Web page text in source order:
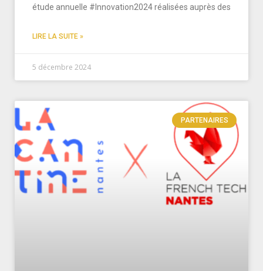
étude annuelle #Innovation2024 réalisées auprès des
LIRE LA SUITE »
5 décembre 2024
PARTENAIRES